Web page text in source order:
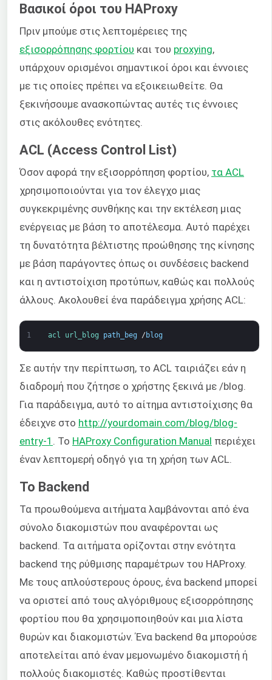
Βασικοί όροι του HAProxy
Πριν μπούμε στις λεπτομέρειες της
εξισορρόπησης φορτίου και του proxying,
υπάρχουν ορισμένοι σημαντικοί όροι και έννοιες
με τις οποίες πρέπει να εξοικειωθείτε. Θα
ξεκινήσουμε ανασκοπώντας αυτές τις έννοιες
στις ακόλουθες ενότητες.
ACL (Access Control List)
Όσον αφορά την εξισορρόπηση φορτίου, τα ACL
χρησιμοποιούνται για τον έλεγχο μιας
συγκεκριμένης συνθήκης και την εκτέλεση μιας
ενέργειας με βάση το αποτέλεσμα. Αυτό παρέχει
τη δυνατότητα βέλτιστης προώθησης της κίνησης
με βάση παράγοντες όπως οι συνδέσεις backend
και η αντιστοίχιση προτύπων, καθώς και πολλούς
άλλους. Ακολουθεί ένα παράδειγμα χρήσης ACL:
1 acl url_blog path_beg / blog
Σε αυτήν την περίπτωση, το ACL ταιριάζει εάν η
διαδρομή που ζήτησε ο χρήστης ξεκινά με /blog.
Για παράδειγμα, αυτό το αίτημα αντιστοίχισης θα
έδειχνε στο http://yourdomain.com/blog/blog-
entry-1
. Το HAProxy Configuration Manual περιέχει
έναν λεπτομερή οδηγό για τη χρήση των ACL.
Το Backend
Τα προωθούμενα αιτήματα λαμβάνονται από ένα
σύνολο διακομιστών που αναφέρονται ως
backend. Τα αιτήματα ορίζονται στην ενότητα
backend της ρύθμισης παραμέτρων του HAProxy.
Με τους απλούστερους όρους, ένα backend μπορεί
να οριστεί από τους αλγόριθμους εξισορρόπησης
φορτίου που θα χρησιμοποιηθούν και μια λίστα
θυρών και διακομιστών. Ένα backend θα μπορούσε
αποτελείται από έναν μεμονωμένο διακομιστή ή
πολλούς διακομιστές. Καθώς προστίθενται